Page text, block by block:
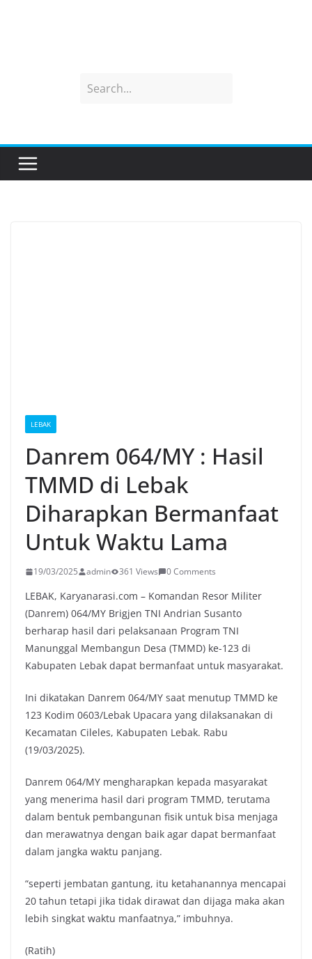
LEBAK
Danrem 064/MY : Hasil
TMMD di Lebak
Diharapkan Bermanfaat
Untuk Waktu Lama
19/03/2025 admin 361 Views 0 Comments
LEBAK, Karyanarasi.com – Komandan Resor Militer
(Danrem) 064/MY Brigjen TNI Andrian Susanto
berharap hasil dari pelaksanaan Program TNI
Manunggal Membangun Desa (TMMD) ke-123 di
Kabupaten Lebak dapat bermanfaat untuk masyarakat.
Ini dikatakan Danrem 064/MY saat menutup TMMD ke
123 Kodim 0603/Lebak Upacara yang dilaksanakan di
Kecamatan Cileles, Kabupaten Lebak. Rabu
(19/03/2025).
Danrem 064/MY mengharapkan kepada masyarakat
yang menerima hasil dari program TMMD, terutama
dalam bentuk pembangunan fisik untuk bisa menjaga
dan merawatnya dengan baik agar dapat bermanfaat
dalam jangka waktu panjang.
“seperti jembatan gantung, itu ketahanannya mencapai
20 tahun tetapi jika tidak dirawat dan dijaga maka akan
lebih singkat waktu manfaatnya,” imbuhnya.
(Ratih)